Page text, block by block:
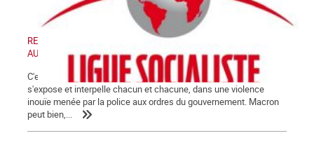
RETRAIT DE LA LOI « SECURITE GLOBALE » - MANIFESTATION
AUJOURD'HUI SAMEDI 28 NOVEMBRE 2020
C'est désormais au grand jour que la crise de fin de régime
s'expose et interpelle chacun et chacune, dans une violence
inouïe menée par la police aux ordres du gouvernement. Macron
peut bien,...